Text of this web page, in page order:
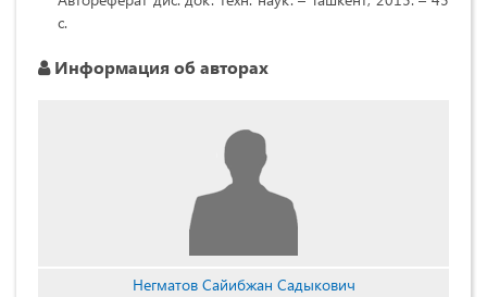
с.
Информация об авторах
Негматов Сайибжан Садыкович